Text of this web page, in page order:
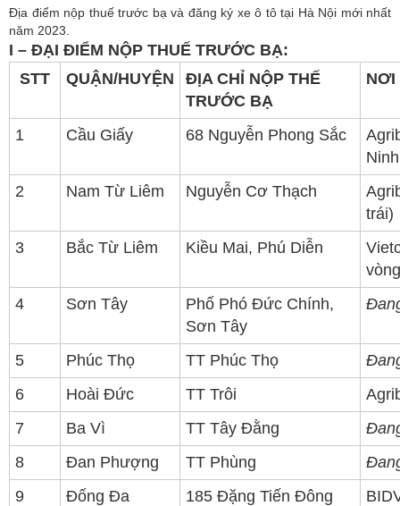
Địa điểm nộp thuế trước bạ và đăng ký xe ô tô tại Hà Nội mới nhất
năm 2023.
I – ĐẠI ĐIỂM NỘP THUẾ TRƯỚC BẠ:
STT
QUẬN/HUYỆN
ĐỊA CHỈ NỘP THẾ
TRƯỚC BẠ
NƠI
1 Cầu Giấy 68 Nguyễn Phong Sắc
Ninh
2
Nam Từ Liêm Nguyễn Cơ Thạch
trái)
3
Bắc Từ Liêm Kiều Mai, Phú Diễn
4
Sơn Tây
Phố Phó Đức Chính,
Sơn Tây
5 Phúc Thọ TT Phúc Thọ
6
Hoài Đức TT Trôi
7
Ba Vì TT Tây Đằng
8
Đan Phượng TT Phùng
9
Đống Đa 185 Đặng Tiến Đông